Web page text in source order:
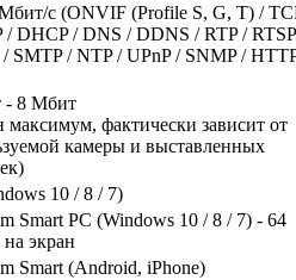
c (ONVIF (Profile S, G, T) /
/ DHCP / DNS / DDNS / RTP /
/ SMTP / NTP / UPnP / SNMP /
- 8 Мбит
максимум, фактически зависит от
камеры и выставленных
10 / 8 / 7)
Smart PC (Windows 10 / 8 / 7) - 64
на экран
Smart (Android, iPhone)